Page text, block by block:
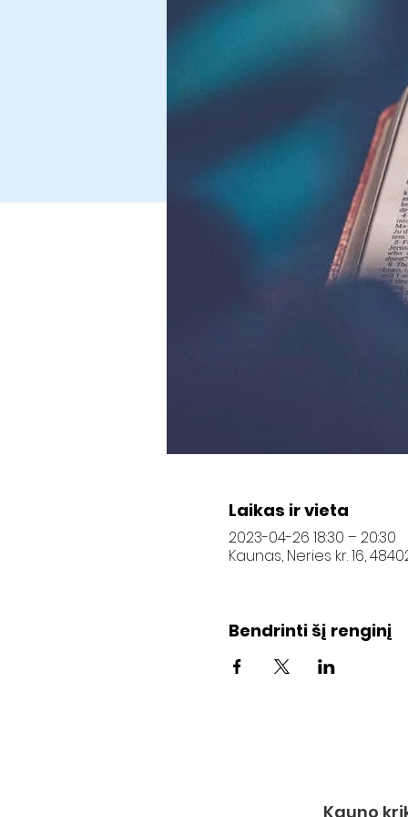
Laikas ir vieta
2023-04-26 18:30 – 20:30
Kaunas, Neries kr. 16,
Bendrinti šį renginį
Kauno